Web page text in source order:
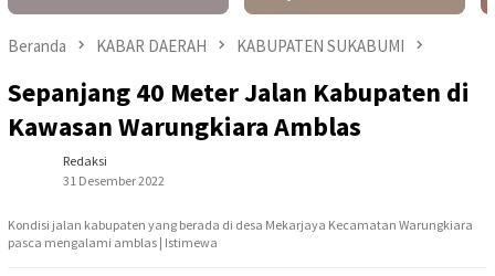
Beranda KABAR DAERAH KABUPATEN SUKABUMI
Sepanjang 40 Meter Jalan Kabupaten di
Kawasan Warungkiara Amblas
Redaksi
31 Desember 2022
Kondisi jalan kabupaten yang berada di desa Mekarjaya Kecamatan Warungkiara
pasca mengalami amblas | Istimewa